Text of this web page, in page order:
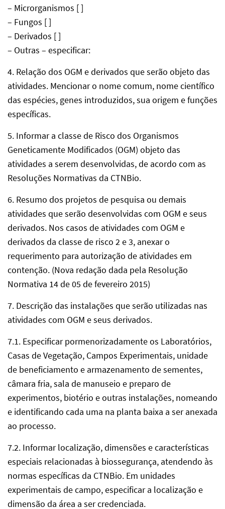
– Microrganismos [ ]
– Fungos [ ]
– Derivados [ ]
– Outras – especificar:
4. Relação dos OGM e derivados que serão objeto das
atividades. Mencionar o nome comum, nome científico
das espécies, genes introduzidos, sua origem e funções
específicas.
5. Informar a classe de Risco dos Organismos
Geneticamente Modificados (OGM) objeto das
atividades a serem desenvolvidas, de acordo com as
Resoluções Normativas da CTNBio.
6. Resumo dos projetos de pesquisa ou demais
atividades que serão desenvolvidas com OGM e seus
derivados. Nos casos de atividades com OGM e
derivados da classe de risco 2 e 3, anexar o
requerimento para autorização de atividades em
contenção. (Nova redação dada pela Resolução
Normativa 14 de 05 de fevereiro 2015)
7. Descrição das instalações que serão utilizadas nas
atividades com OGM e seus derivados.
7.1. Especificar pormenorizadamente os Laboratórios,
Casas de Vegetação, Campos Experimentais, unidade
de beneficiamento e armazenamento de sementes,
câmara fria, sala de manuseio e preparo de
experimentos, biotério e outras instalações, nomeando
e identificando cada uma na planta baixa a ser anexada
ao processo.
7.2. Informar localização, dimensões e características
especiais relacionadas à biossegurança, atendendo às
normas específicas da CTNBio. Em unidades
experimentais de campo, especificar a localização e
dimensão da área a ser credenciada.